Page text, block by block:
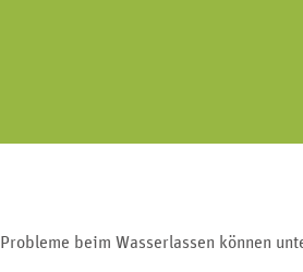
Probleme beim Wasserlassen können